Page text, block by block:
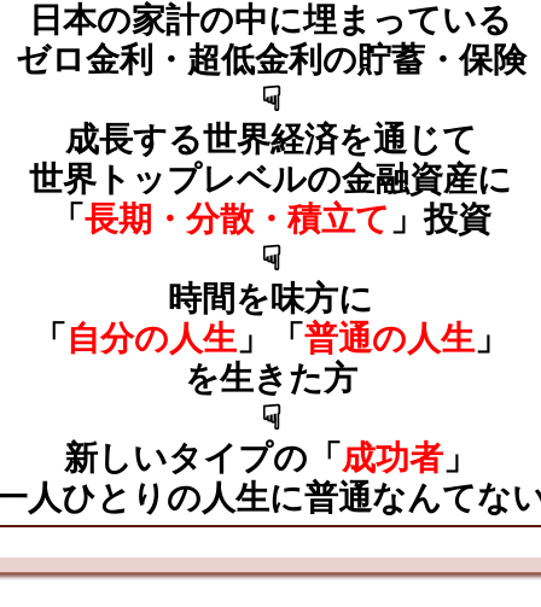
日本の家計の中に埋まっている
ゼロ金利・超低金利の貯蓄・保険
☟
成長する世界経済を通じて
世界トップレベルの金融資産に
「 長期・分散・積立て 」投資
☟
時間を味方に
「 自分の人生 」 「 普通の人生 」
を生きた方
☟
新しいタイプの「 成功者 」
人ひとりの人生に普通なんてな